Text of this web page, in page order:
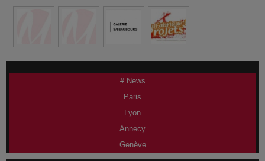
# News
Paris
Lyon
Annecy
Genève